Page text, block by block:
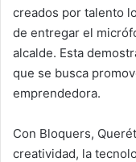
creados por talento
de entregar el
alcalde. Esta
que se busca
emprendedora.
Con Bloquers,
creatividad, la